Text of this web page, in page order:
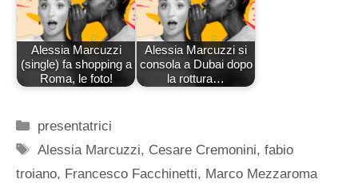
Alessia Marcuzzi
(single) fa shopping a
Roma, le foto!
Alessia Marcuzzi si
consola a Dubai dopo
la rottura…
Categorie
presentatrici
Tag
Alessia Marcuzzi, Cesare Cremonini,fabio
troiano, Francesco Facchinetti, Marco Mezzaroma